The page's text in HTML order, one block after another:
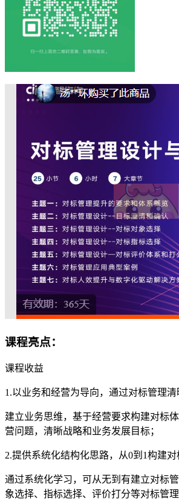
课程亮点：
课程收益
1.以业务和经营为导向，通过对标管理
建立业务思维，基于经营要求构建对标
营问题，清晰战略和业务发展目标；
2.提供系统化结构化思路，从0到1构建
通过系统化学习，可从无到有建立对标
象选择、指标选择、评价打分等对标管